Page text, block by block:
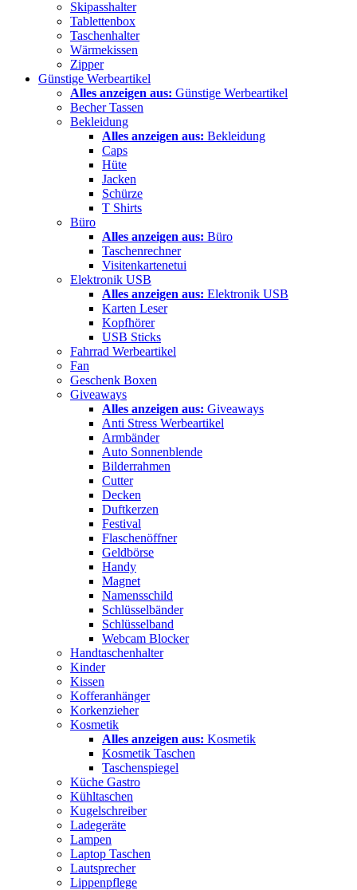
Skipasshalter
Tablettenbox
Taschenhalter
Wärmekissen
Zipper
Günstige Werbeartikel
Alles anzeigen aus: Günstige Werbeartikel
Becher Tassen
Bekleidung
Alles anzeigen aus: Bekleidung
Caps
Hüte
Jacken
Schürze
T Shirts
Büro
Alles anzeigen aus: Büro
Taschenrechner
Visitenkartenetui
Elektronik USB
Alles anzeigen aus: Elektronik USB
Karten Leser
Kopfhörer
USB Sticks
Fahrrad Werbeartikel
Fan
Geschenk Boxen
Giveaways
Alles anzeigen aus: Giveaways
Anti Stress Werbeartikel
Armbänder
Auto Sonnenblende
Bilderrahmen
Cutter
Decken
Duftkerzen
Festival
Flaschenöffner
Geldbörse
Handy
Magnet
Namensschild
Schlüsselbänder
Schlüsselband
Webcam Blocker
Handtaschenhalter
Kinder
Kissen
Kofferanhänger
Korkenzieher
Kosmetik
Alles anzeigen aus: Kosmetik
Kosmetik Taschen
Taschenspiegel
Küche Gastro
Kühltaschen
Kugelschreiber
Ladegeräte
Lampen
Laptop Taschen
Lautsprecher
Lippenpflege